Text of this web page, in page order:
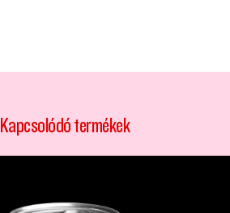
Kapcsolódó termékek